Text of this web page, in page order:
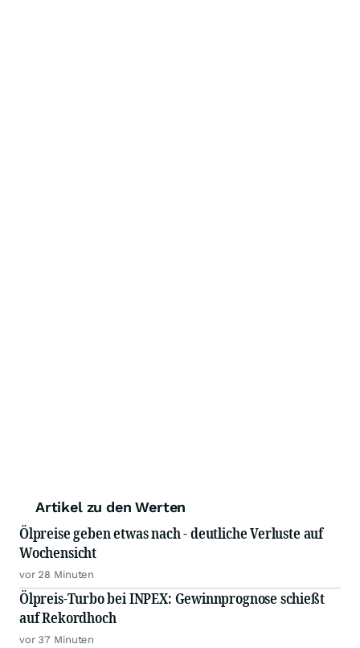
Artikel zu den Werten
Ölpreise geben etwas nach - deutliche Verluste auf
Wochensicht
vor 28 Minuten
Ölpreis-Turbo bei INPEX: Gewinnprognose schießt
auf Rekordhoch
vor 37 Minuten